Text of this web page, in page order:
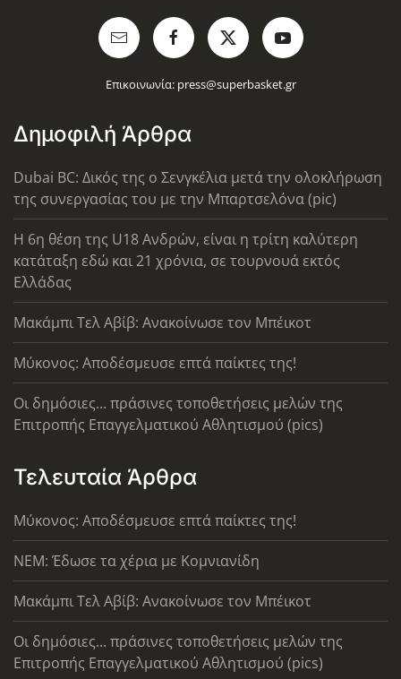
Επικοινωνία: press@superbasket.gr
Δημοφιλή Άρθρα
Dubai BC: Δικός της ο Σενγκέλια μετά την ολοκλήρωση
της συνεργασίας του με την Μπαρτσελόνα (pic)
Η 6η θέση της U18 Ανδρών, είναι η τρίτη καλύτερη
κατάταξη εδώ και 21 χρόνια, σε τουρνουά εκτός
Ελλάδας
Μακάμπι Τελ Αβίβ: Ανακοίνωσε τον Μπέικοτ
Μύκονος: Αποδέσμευσε επτά παίκτες της!
Οι δημόσιες... πράσινες τοποθετήσεις μελών της
Επιτροπής Επαγγελματικού Αθλητισμού (pics)
Τελευταία Άρθρα
Μύκονος: Αποδέσμευσε επτά παίκτες της!
ΝΕΜ: Έδωσε τα χέρια με Κομνιανίδη
Μακάμπι Τελ Αβίβ: Ανακοίνωσε τον Μπέικοτ
Οι δημόσιες... πράσινες τοποθετήσεις μελών της
Επιτροπής Επαγγελματικού Αθλητισμού (pics)